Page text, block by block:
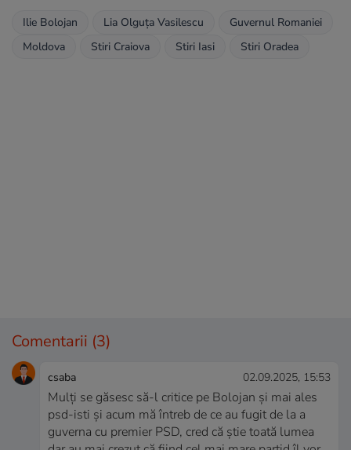
Ilie Bolojan Lia Olguța Vasilescu
Guvernul Romaniei
Moldova
Stiri Craiova Stiri Iasi Stiri Oradea
Comentarii (3)
csaba 02.09.2025, 15:53
Mulți se găsesc să-l critice pe Bolojan și mai ales
psd-isti și acum mă întreb de ce au fugit de la a
guverna cu premier PSD, cred că știe toată lumea